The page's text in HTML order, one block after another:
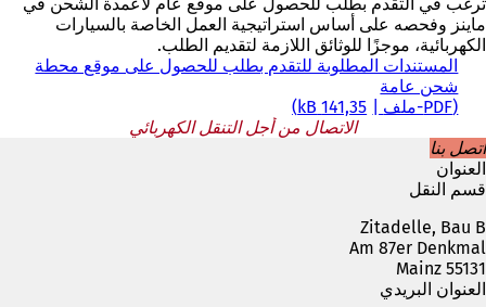
ماينز وفحصه على أساس استراتيجية العمل الخاصة بالسيارات
الكهربائية، موجزًا للوثائق اللازمة لتقديم الطلب.
المستندات المطلوبة للتقدم بطلب للحصول على موقع محطة
شحن عامة
PDF-ملف
141,35 kB
الاتصال من أجل التنقل الكهربائي
اتصل بنا
العنوان
قسم النقل
Zitadelle, Bau B
Am 87er Denkmal
55131 Mainz
العنوان البريدي